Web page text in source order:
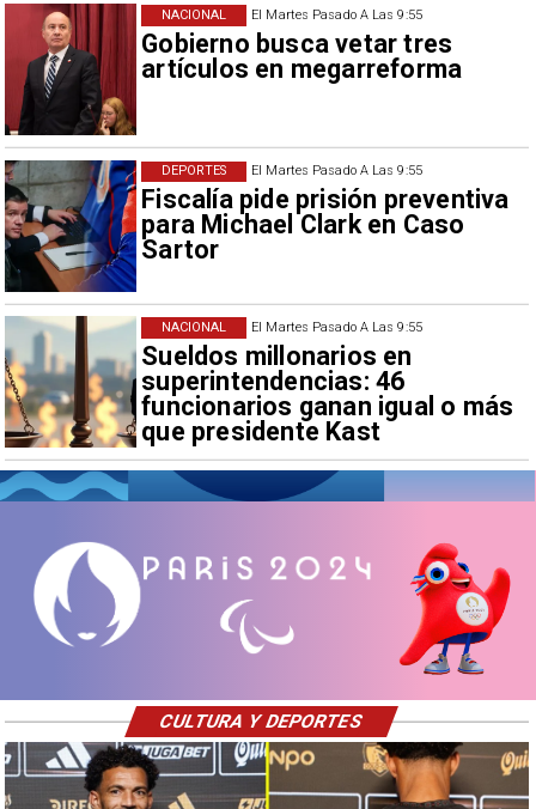
El Martes Pasado A Las 9:55
Gobierno busca vetar tres
artículos en megarreforma
NACIONAL
El Martes Pasado A Las 9:55
Fiscalía pide prisión preventiva
para Michael Clark en Caso
Sartor
DEPORTES
El Martes Pasado A Las 9:55
Sueldos millonarios en
superintendencias: 46
funcionarios ganan igual o más
que presidente Kast
NACIONAL
CULTURA Y DEPORTES